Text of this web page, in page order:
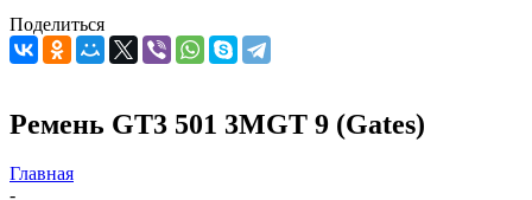
Поделиться
Ремень GT3 501 3MGT 9 (Gates)
Главная
-